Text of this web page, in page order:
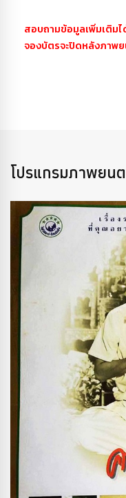
สอบถามข้อมูลเพิ่มเติม
จองบัตรจะปิดหลังภาพ
โปรแกรมภาพยน